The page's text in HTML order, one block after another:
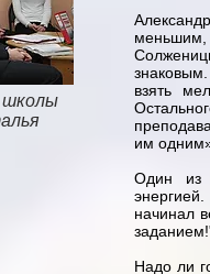
школы
взять
им
Один из
начинал
Надо ли